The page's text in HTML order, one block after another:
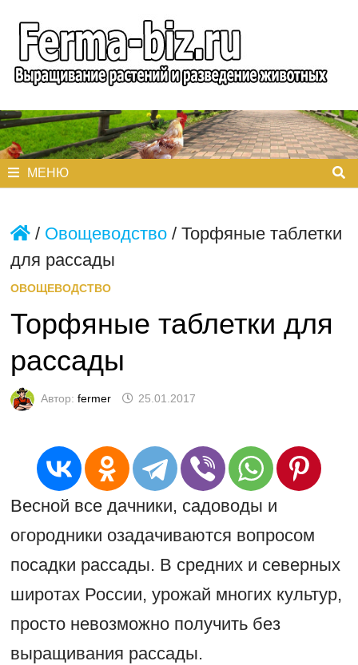
содержимому
МЕНЮ
/ Овощеводство/ Торфяные таблетки
для рассады
ОВОЩЕВОДСТВО
Торфяные таблетки для
рассады
Автор: fermer 25.01.2017
Весной все дачники, садоводы и
огородники озадачиваются вопросом
посадки рассады. В средних и северных
широтах России, урожай многих культур,
просто невозможно получить без
выращивания рассады.